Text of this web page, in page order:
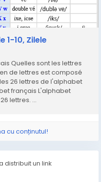
1-10, Zilele
Quelles sont les lettres
de lettres est composé
26 lettres de l'alphabet
français L'alphabet
lettres. ...
cu conținutul!
distribuit un link